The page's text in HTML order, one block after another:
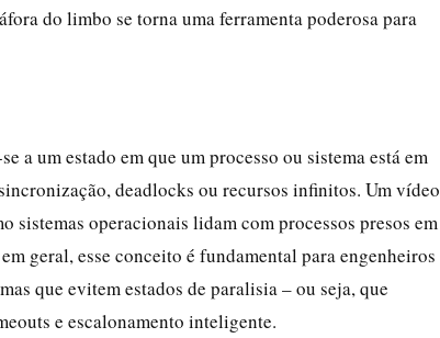
do limbo se torna uma ferramenta poderosa para
a um estado em que um processo ou sistema está em
deadlocks ou recursos infinitos. Um vídeo
operacionais lidam com processos presos em
geral, esse conceito é fundamental para engenheiros
que evitem estados de paralisia – ou seja, que
e escalonamento inteligente.